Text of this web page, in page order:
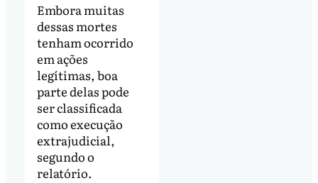
Embora muitas
dessas mortes
tenham ocorrido
em ações
legítimas, boa
parte delas pode
ser classificada
como execução
extrajudicial,
segundo o
relatório.